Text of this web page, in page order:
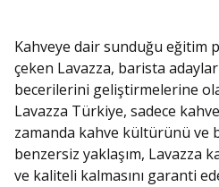
Kahveye dair sunduğu eğitim
çeken Lavazza, barista
becerilerini geliştirmelerine
Lavazza Türkiye, sadece
zamanda kahve kültürünü ve
benzersiz yaklaşım, Lavazza
ve kaliteli kalmasını garanti